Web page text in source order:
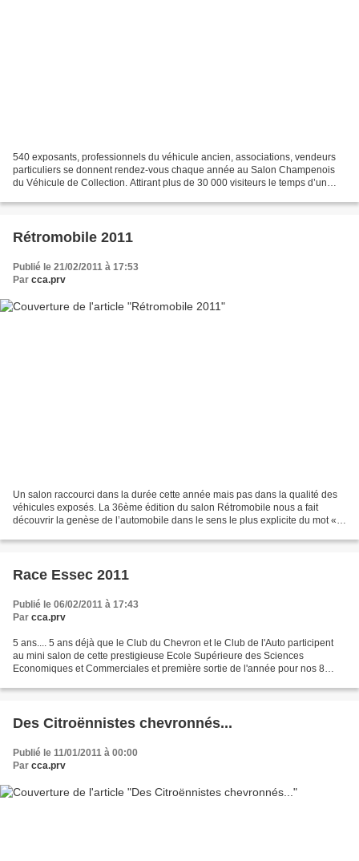
540 exposants, professionnels du véhicule ancien, associations, vendeurs
particuliers se donnent rendez-vous chaque année au Salon Champenois
du Véhicule de Collection. Attirant plus de 30 000 visiteurs le temps d’un
Rétromobile 2011
Publié le 21/02/2011 à 17:53
Par cca.prv
Un salon raccourci dans la durée cette année mais pas dans la qualité des
véhicules exposés. La 36ème édition du salon Rétromobile nous a fait
découvrir la genèse de l’automobile dans le sens le plus explicite du mot «
Race Essec 2011
Publié le 06/02/2011 à 17:43
Par cca.prv
5 ans.... 5 ans déjà que le Club du Chevron et le Club de l'Auto participent
au mini salon de cette prestigieuse Ecole Supérieure des Sciences
Economiques et Commerciales et première sortie de l'année pour nos 8
Des Citroënnistes chevronnés...
Publié le 11/01/2011 à 00:00
Par cca.prv